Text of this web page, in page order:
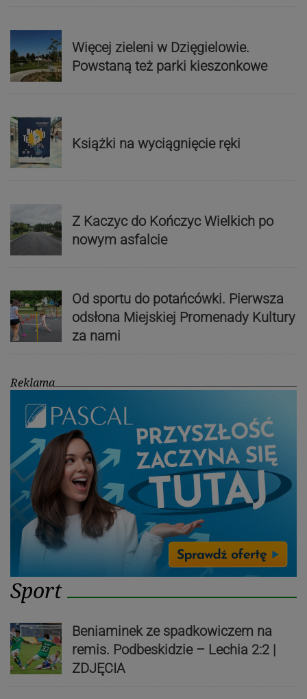
Więcej zieleni w Dzięgielowie.
Powstaną też parki kieszonkowe
Książki na wyciągnięcie ręki
Z Kaczyc do Kończyc Wielkich po
nowym asfalcie
Od sportu do potańcówki. Pierwsza
odsłona Miejskiej Promenady Kultury
za nami
Reklama
Sport
Beniaminek ze spadkowiczem na
remis. Podbeskidzie – Lechia 2:2 |
ZDJĘCIA